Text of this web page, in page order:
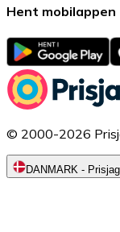
Hent mobilappen
© 2000-2026
DANMARK -